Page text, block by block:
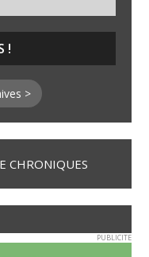
>
CHRONIQUES
PUBLICITE